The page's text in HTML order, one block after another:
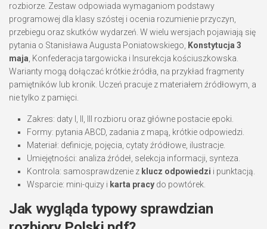
rozbiorze. Zestaw odpowiada wymaganiom podstawy
programowej dla klasy szóstej i ocenia rozumienie przyczyn,
przebiegu oraz skutków wydarzeń. W wielu wersjach pojawiają się
pytania o Stanisława Augusta Poniatowskiego,
Konstytucja 3
maja , Konfederacja targowicka i Insurekcja kościuszkowska.
Warianty mogą dołączać krótkie źródła, na przykład fragmenty
pamiętników lub kronik. Uczeń pracuje z materiałem źródłowym, a
nie tylko z pamięci.
Zakres: daty I, II, III rozbioru oraz główne postacie epoki.
Formy: pytania ABCD, zadania z mapą, krótkie odpowiedzi.
Materiał: definicje, pojęcia, cytaty źródłowe, ilustracje.
Umiejętności: analiza źródeł, selekcja informacji, synteza.
Kontrola: samosprawdzenie z klucz odpowiedzi i punktacją.
Wsparcie: mini-quizy i karta pracy do powtórek.
Jak wygląda typowy sprawdzian